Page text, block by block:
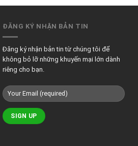
ĐĂNG KÝ NHẬN BẢN TIN
Đăng ký nhận bản tin từ chúng tôi để
không bỏ lỡ những khuyến mại lớn dành
riêng cho bạn.